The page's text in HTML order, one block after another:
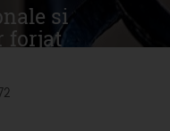
si
forjat